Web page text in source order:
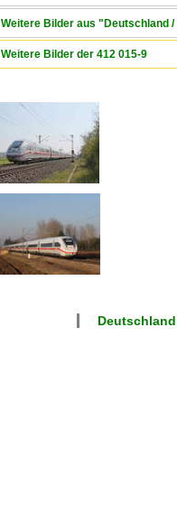
Weitere Bilder aus "Deutschland /
Weitere Bilder der 412 015-9